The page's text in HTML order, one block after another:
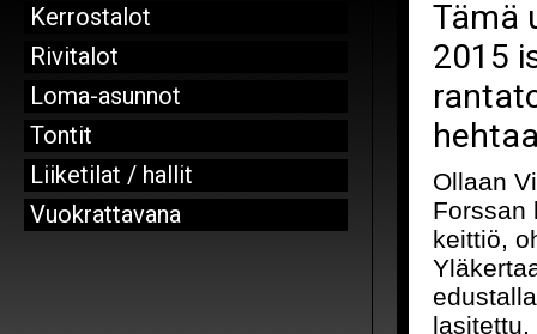
Kerrostalot
Rivitalot
Loma-asunnot
Tontit
Liiketilat / hallit
Vuokrattavana
Tämä
2015
Ollaan
Forssan
keittiö,